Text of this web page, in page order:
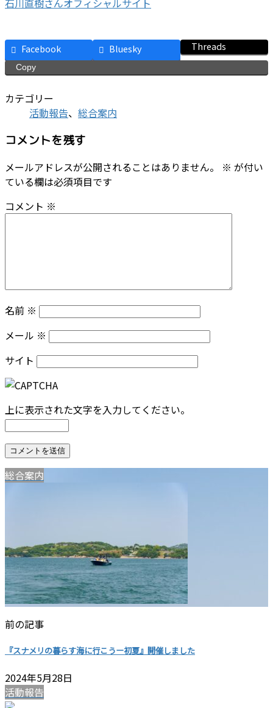
石川直樹さんオフィシャルサイト
Facebook Bluesky Threads
Copy
カテゴリー
活動報告、 総合案内
コメントを残す
メールアドレスが公開されることはありません。 ※ が付い
ている欄は必須項目です
コメント ※
名前 ※
メール ※
サイト
上に表示された文字を入力してください。
総合案内
前の記事
『スナメリの暮らす海に行こうー初夏』開催しました
2024年5月28日
活動報告